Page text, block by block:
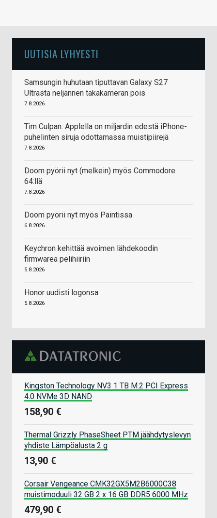
UUTISIA LYHYESTI
Samsungin huhutaan tiputtavan Galaxy S27
Ultrasta neljännen takakameran pois
7.8.2026
Tim Culpan: Applella on miljardin edestä iPhone-
puhelinten siruja odottamassa muistipiirejä
7.8.2026
Doom pyörii nyt (melkein) myös Commodore
64:llä
7.8.2026
Doom pyörii nyt myös Paintissa
6.8.2026
Keychron kehittää avoimen lähdekoodin
firmwarea pelihiiriin
5.8.2026
Honor uudisti logonsa
5.8.2026
Kingston Technology NV3 1 TB M.2 PCI Express
4.0 NVMe 3D NAND
158,90 €
Thermal Grizzly PhaseSheet PTM jäähdytyslevyn
yhdiste Lämpöalusta 2 g
13,90 €
Corsair Vengeance CMK32GX5M2B6000C38
muistimoduuli 32 GB 2 x 16 GB DDR5 6000 MHz
479,90 €